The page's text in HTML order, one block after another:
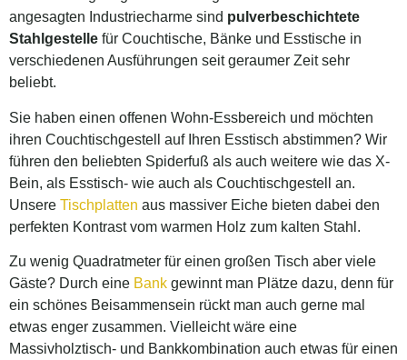
angesagten Industriecharme sind pulverbeschichtete
Stahlgestelle für Couchtische, Bänke und Esstische in
verschiedenen Ausführungen seit geraumer Zeit sehr
beliebt.
Sie haben einen offenen Wohn-Essbereich und möchten
ihren Couchtischgestell auf Ihren Esstisch abstimmen? Wir
führen den beliebten Spiderfuß als auch weitere wie das X-
Bein, als Esstisch- wie auch als Couchtischgestell an.
Unsere Tischplatten aus massiver Eiche bieten dabei den
perfekten Kontrast vom warmen Holz zum kalten Stahl.
Zu wenig Quadratmeter für einen großen Tisch aber viele
Gäste? Durch eine Bank gewinnt man Plätze dazu, denn für
ein schönes Beisammensein rückt man auch gerne mal
etwas enger zusammen. Vielleicht wäre eine
Massivholztisch- und Bankkombination auch etwas für einen